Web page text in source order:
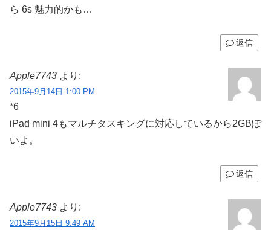
ら 6s 魅力的かも…
返信
Apple7743 より:
2015年9月14日 1:00 PM
*6
iPad mini 4もマルチタスキングに対応しているから2GBぽ
いよ。
返信
Apple7743 より:
2015年9月15日 9:49 AM